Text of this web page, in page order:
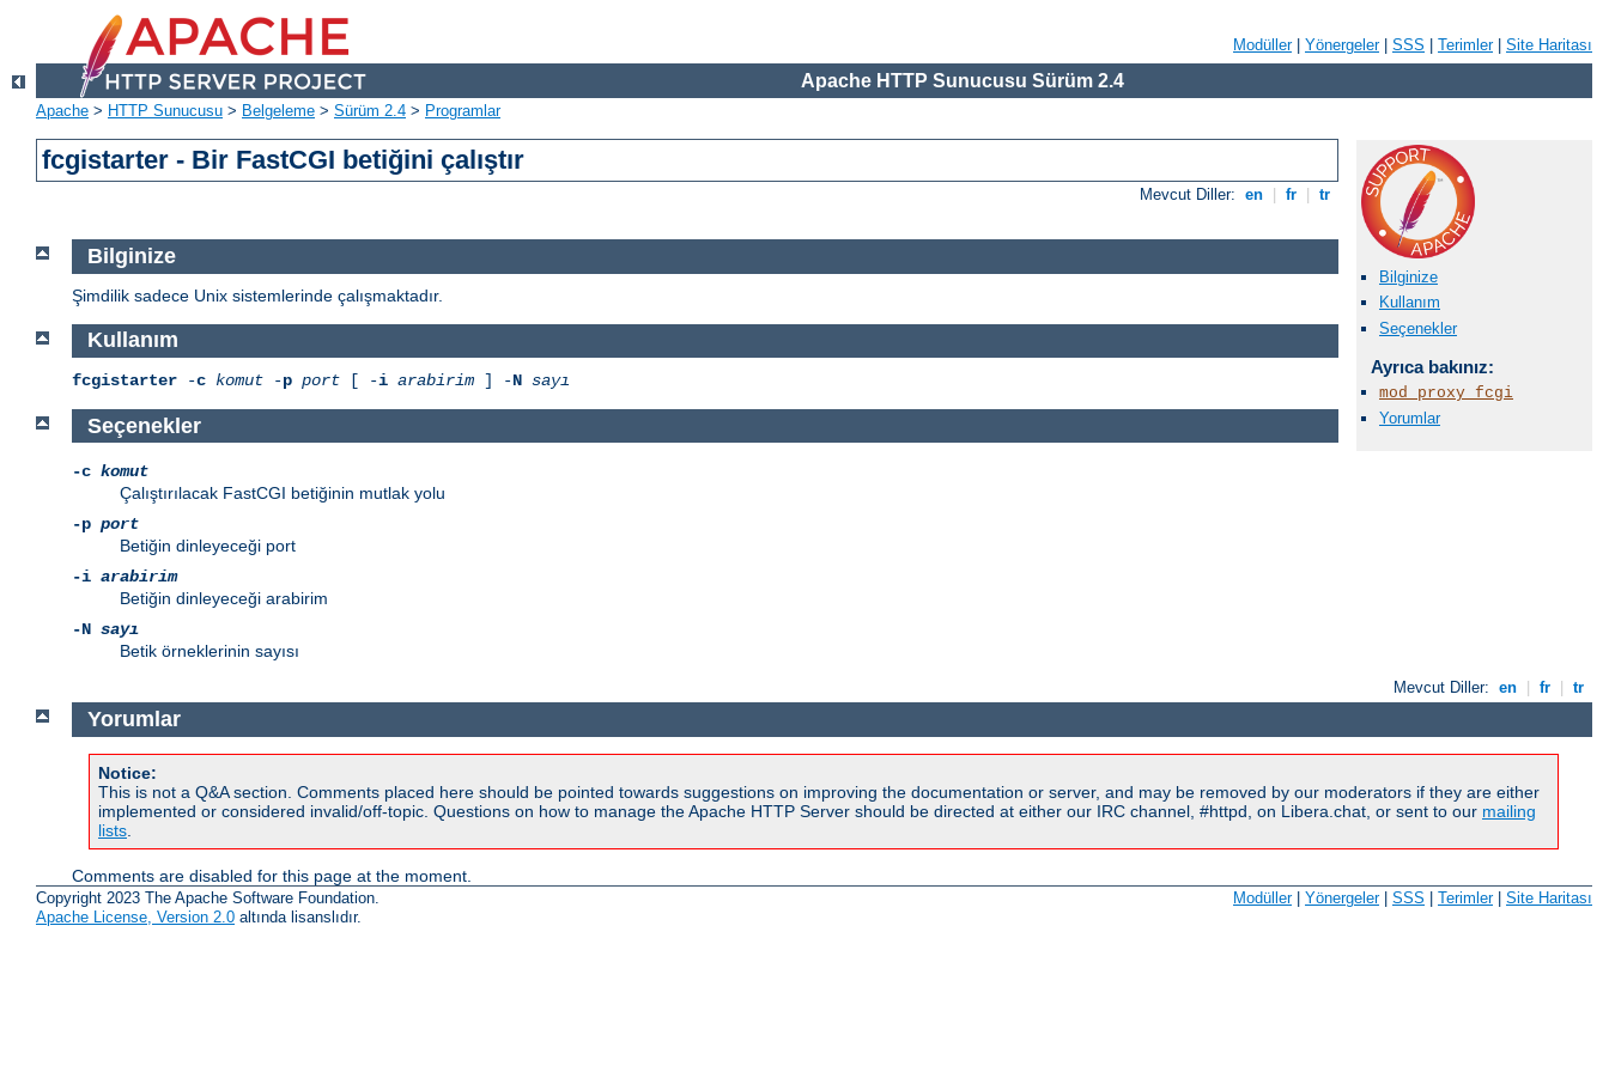
Modüller| Yönergeler| SSS Terimler| Site Haritası
Apache HTTP Sunucusu Sürüm 2.4
Apache > HTTP Sunucusu > Belgeleme > Sürüm 2.4 > Programlar
fcgistarter - Bir FastCGI betiğini çalıştır
Mevcut Diller: en fr tr
Bilginize
Kullanım
Seçenekler
Ayrıca bakınız:
mod_proxy_fcgi
Yorumlar
Bilginize
Şimdilik sadece Unix sistemlerinde çalışmaktadır.
Kullanım
fcgistarter -c komut -p port [ -i arabirim ] -N sayı
Seçenekler
-c komut
Çalıştırılacak FastCGI betiğinin mutlak yolu
-p port
Betiğin dinleyeceği port
-i arabirim
Betiğin dinleyeceği arabirim
-N sayı
Betik örneklerinin sayısı
Mevcut Diller: en fr tr
Yorumlar
Notice:
This is not a Q&A section. Comments placed here should be pointed towards suggestions on improving the documentation or server, and may be removed by our moderators if they are either
implemented or considered invalid/off-topic. Questions on how to manage the Apache HTTP Server should be directed at either our IRC channel, #httpd, on Libera.chat, or sent to our mailing
lists
Comments are disabled for this page at the moment.
Copyright 2023 The Apache Software Foundation.
Apache License, Version 2.0 altında lisanslıdır.
Modüller| Yönergeler| SSS Terimler| Site Haritası